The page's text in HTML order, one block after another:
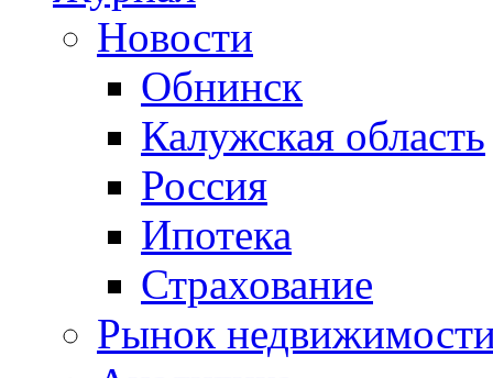
Новости
Обнинск
Калужская область
Россия
Ипотека
Страхование
Рынок